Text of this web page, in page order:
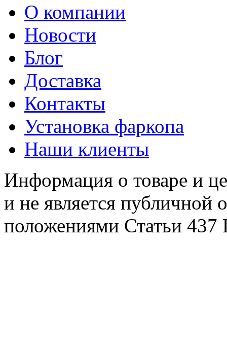
О компании
Новости
Блог
Доставка
Контакты
Установка фаркопа
Наши клиенты
Информация о товаре и
и не является публичной
положениями Статьи 437